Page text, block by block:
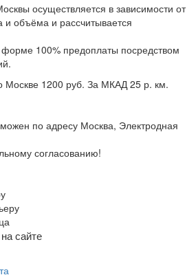
осуществляется в зависимости от
и объёма и рассчитывается
форме 100% предоплаты посредством
Москве 1200 руб. За МКАД 25 р. км.
по адресу Москва, Электродная
согласованию!
сайте